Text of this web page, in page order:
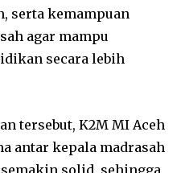
serta kemampuan
agar mampu
secara lebih
tersebut, K2M MI Aceh
antar kepala madrasah